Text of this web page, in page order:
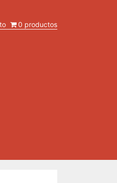
0 productos